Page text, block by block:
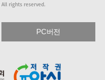
All rights reserved.
PC버전